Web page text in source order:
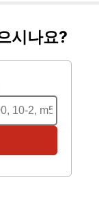
시나요?